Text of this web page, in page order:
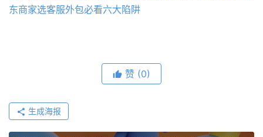
东商家选客服外包必看六大陷阱
赞 (0)
生成海报